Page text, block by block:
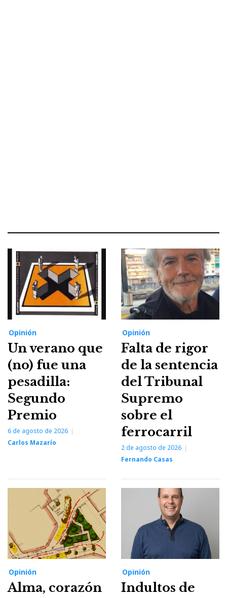
Opinión
Un verano que
(no) fue una
pesadilla:
Segundo
Premio
6 de agosto de 2026
Carlos Mazarío
Opinión
Falta de rigor
de la sentencia
del Tribunal
Supremo
sobre el
ferrocarril
2 de agosto de 2026
Fernando Casas
Opinión
Alma, corazón
Opinión
Indultos de